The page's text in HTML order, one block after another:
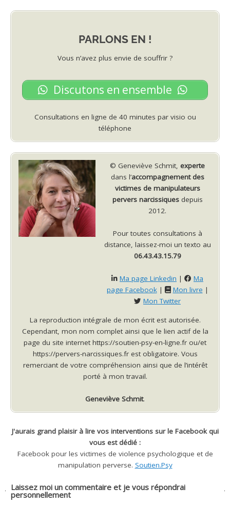
PARLONS EN !
Vous n’avez plus envie de souffrir ?
Discutons en ensemble
Consultations en ligne de 40 minutes par visio ou
téléphone
© Geneviève Schmit, experte
dans l’accompagnement des
victimes de manipulateurs
pervers narcissiquesdepuis
2012.
Pour toutes consultations à
distance, laissez-moi un texto au
06.43.43.15.79
Ma page Linkedin |
Ma
page Facebook| Mon livre |
Mon Twitter
La reproduction intégrale de mon écrit est autorisée.
Cependant, mon nom complet ainsi que le lien actif de la
page du site internet https://soutien-psy-en-ligne.fr ou/et
https://pervers-narcissiques.fr est obligatoire. Vous
remerciant de votre compréhension ainsi que de l’intérêt
porté à mon travail.
Geneviève Schmit.
J'aurais grand plaisir à lire vos interventions sur le Facebook qui
vous est dédié :
Facebook pour les victimes de violence psychologique et de
manipulation perverse. Soutien.Psy
Laissez moi un commentaire et je vous répondrai
personnellement